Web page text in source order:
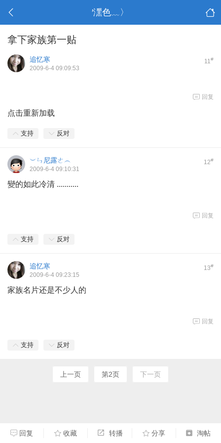
′潶色﹏〉
拿下家族第一贴
11#
追忆寒
2009-6-4 09:09:53
回复
点击重新加载
支持 反对
12#
︶ㄣ尼露ㄜ︵
2009-6-4 09:10:31
變的如此冷清 ...........
回复
支持 反对
13#
追忆寒
2009-6-4 09:23:15
家族名片还是不少人的
回复
支持 反对
上一页 第2页 下一页
回复 收藏 转播 分享 淘帖